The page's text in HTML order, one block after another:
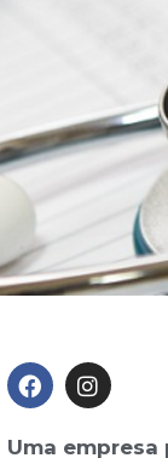
Uma